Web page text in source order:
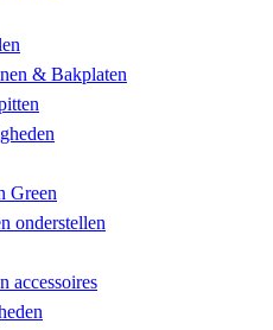
& Bakplaten
Green
onderstellen
accessoires